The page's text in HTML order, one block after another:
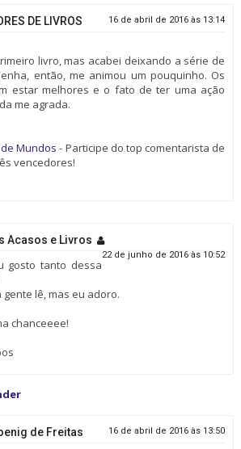
DE LIVROS 16 de abril de 2016 às 13:14
livro, mas acabei deixando a série de
então, me animou um pouquinho. Os
estar melhores e o fato de ter uma ação
me agrada.
Mundos - Participe do top comentarista de
vencedores!
Acasos e Livros
22 de junho de 2016 às 10:52
gosto tanto dessa
gente lê, mas eu adoro.
chanceeee!
de Freitas 16 de abril de 2016 às 13:50